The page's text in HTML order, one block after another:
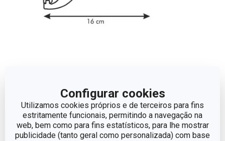
Configurar cookies
Utilizamos cookies próprios e de terceiros para fins
estritamente funcionais, permitindo a navegação na
web, bem como para fins estatísticos, para lhe mostrar
publicidade (tanto geral como personalizada) com base
COMPRIMENTO (CM) 16